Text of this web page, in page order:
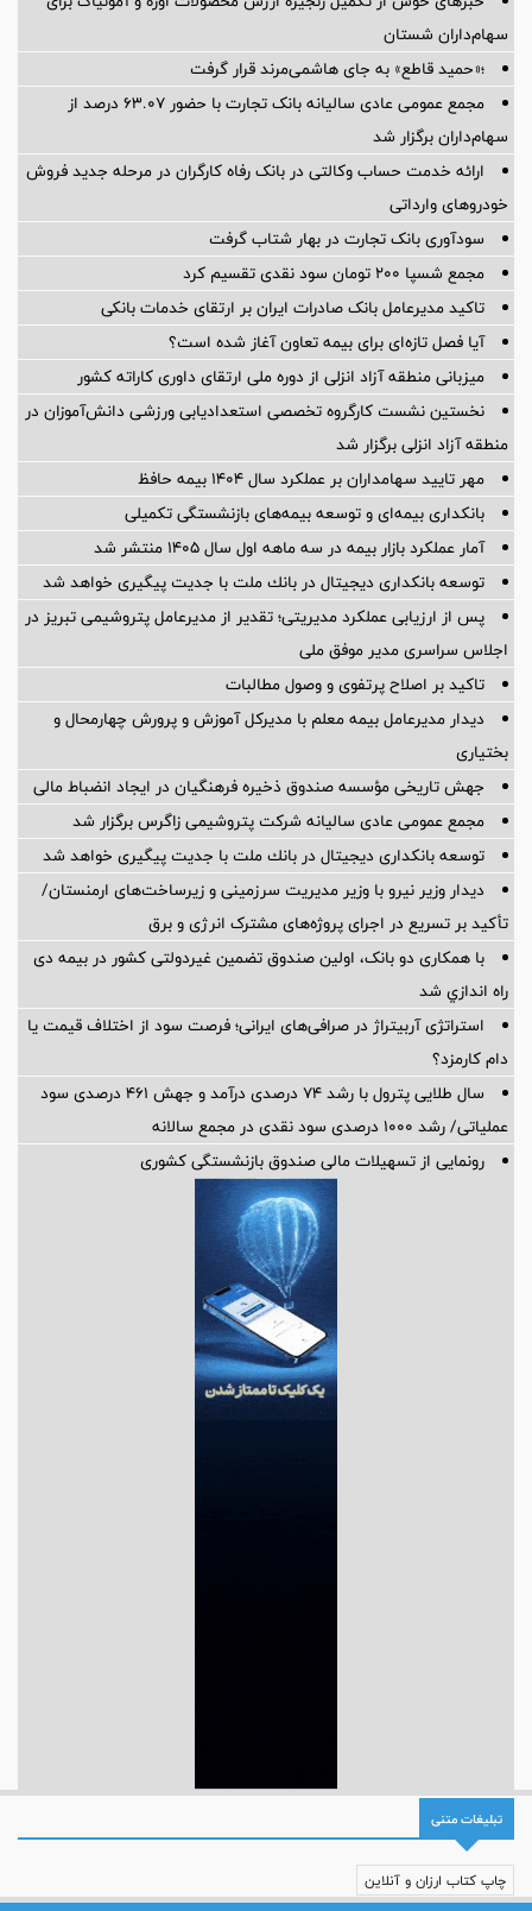
سهام‌داران شستان
؛«حمید قاطع» به جای هاشمی‌مرند قرار گرفت
مجمع عمومی عادی سالیانه بانک تجارت با حضور ۶۳.۰۷ درصد از
سهام‌داران برگزار شد
ارائه خدمت حساب وکالتی در بانک رفاه کارگران در مرحله جدید فروش
خودروهای وارداتی
سودآوری بانک تجارت در بهار شتاب گرفت
مجمع شسپا 200 تومان سود نقدی تقسیم کرد
تاکید مدیرعامل بانک صادرات ایران بر ارتقای خدمات بانکی
آیا فصل تازه‌ای برای بیمه تعاون آغاز شده است؟
میزبانی منطقه آزاد انزلی از دوره ملی ارتقای داوری كاراته كشور
نخستین نشست كارگروه تخصصی استعدادیابی ورزشی دانش‌آموزان در
منطقه آزاد انزلی برگزار شد
مهر تایید سهامداران بر عملكرد سال ۱۴۰۴ بیمه حافظ
بانکداری بیمه‌ای و توسعه بیمه‌های بازنشستگی تکمیلی
آمار عملكرد بازار بیمه در سه ماهه اول سال 1405 منتشر شد
توسعه بانكداری دیجیتال در بانك ملت با جدیت پیگیری خواهد شد
پس از ارزیابی عملکرد مدیریتی؛ تقدیر از مدیرعامل پتروشیمی تبریز در
اجلاس سراسری مدیر موفق ملی
تاکید بر اصلاح پرتفوی و وصول مطالبات
دیدار مدیرعامل بیمه معلم با مدیرکل آموزش و پرورش چهارمحال و
بختیاری
جهش تاریخی مؤسسه صندوق ذخیره فرهنگیان در ایجاد انضباط مالی
مجمع عمومی عادی سالیانه شرکت پتروشیمی زاگرس برگزار شد
توسعه بانكداری دیجیتال در بانك ملت با جدیت پیگیری خواهد شد ‌
دیدار وزیر نیرو با وزیر مدیریت سرزمینی و زیرساخت‌های ارمنستان/
تأکید بر تسریع در اجرای پروژه‌های مشترک انرژی و برق
با همکاری دو بانک، اولین صندوق تضمین غیردولتی کشور در بیمه دی
راه اندازي شد
استراتژی آربیتراژ در صرافی‌های ایرانی؛ فرصت سود از اختلاف قیمت یا
دام کارمزد؟
سال طلایی پترول با رشد ۷۴ درصدی درآمد و جهش ۴۶۱ درصدی سود
عملیاتی/ رشد ۱۰۰۰ درصدی سود نقدی در مجمع سالانه
رونمایی از تسهیلات مالی صندوق بازنشستگی کشوری
تبلیغات متنی
چاپ کتاب ارزان و آنلاین